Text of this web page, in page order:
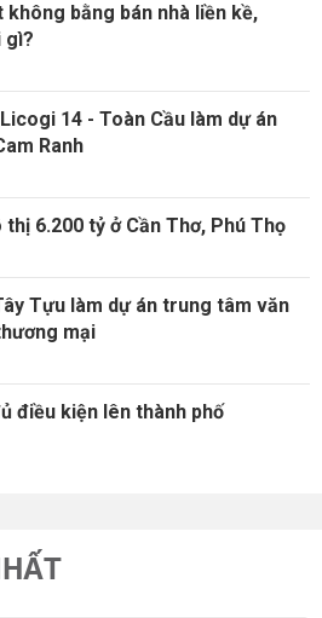
bằng bán nhà liền kề,
gì?
14 - Toàn Cầu làm dự án
Ranh
6.200 tỷ ở Cần Thơ, Phú Thọ
Tựu làm dự án trung tâm văn
mại
điều kiện lên thành phố